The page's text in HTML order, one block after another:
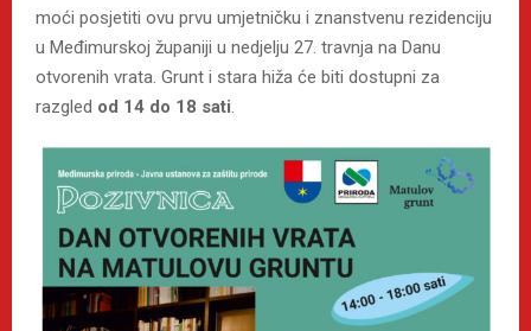
moći posjetiti ovu prvu umjetničku i znanstvenu rezidenciju
u Međimurskoj županiji u nedjelju 27. travnja na Danu
otvorenih vrata. Grunt i stara hiža će biti dostupni za
razgled od 14 do 18 sati.